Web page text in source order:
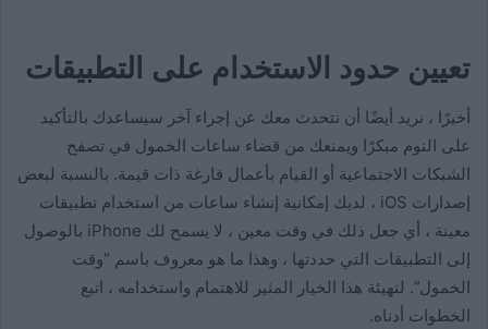
تعيين حدود الاستخدام على التطبيقات
أخيرًا ، نريد أيضًا أن نتحدث معك عن إجراء آخر سيساعدك بالتأكيد
على النوم مبكرًا ويمنعك من قضاء ساعات الخمول في تصفح
الشبكات الاجتماعية أو القيام بأعمال فارغة ذات قيمة. بالنسبة لبعض
إصدارات iOS ، لديك إمكانية إنشاء ساعات من استخدام تطبيقات
معينة ، أي جعل ذلك في وقت معين ، لا يسمح لك iPhone بالوصول
إلى التطبيقات التي حددتها ، وهذا ما هو معروف باسم “وقت
الخمول”. لتهيئة هذا الخيار المثير للاهتمام واستخدامه ، اتبع
الخطوات أدناه.